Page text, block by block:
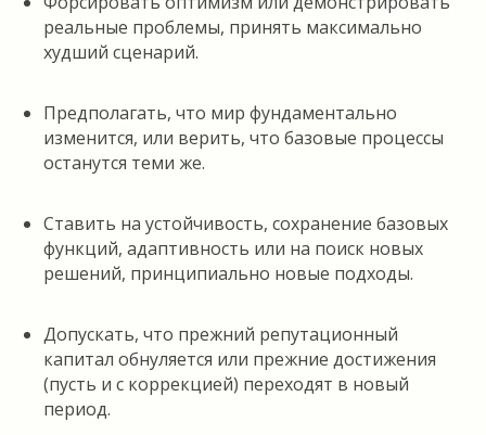
реальные проблемы, принять максимально
худший сценарий.
Предполагать, что мир фундаментально
изменится, или верить, что базовые процессы
останутся теми же.
Ставить на устойчивость, сохранение базовых
функций, адаптивность или на поиск новых
решений, принципиально новые подходы.
Допускать, что прежний репутационный
капитал обнуляется или прежние достижения
(пусть и с коррекцией) переходят в новый
период.